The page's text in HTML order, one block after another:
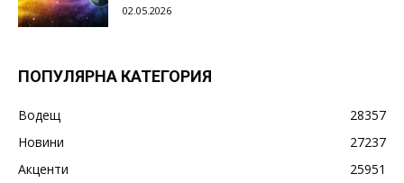
02.05.2026
ПОПУЛЯРНА КАТЕГОРИЯ
Водещ
28357
Новини
27237
Акценти
25951